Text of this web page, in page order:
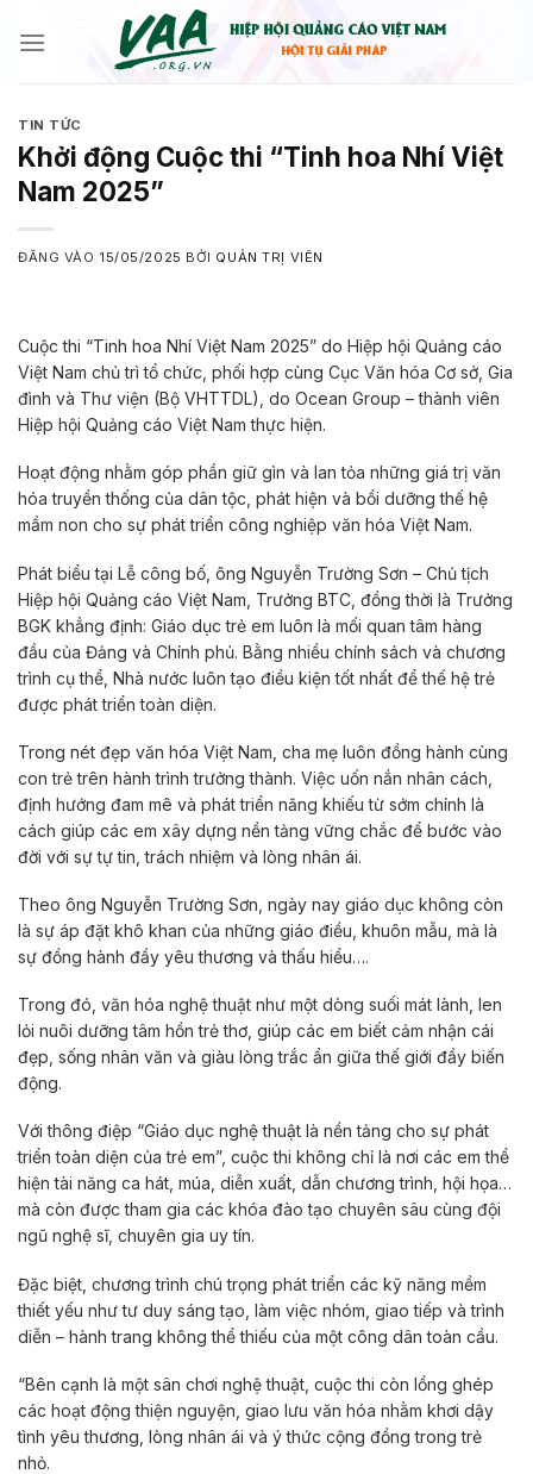
qua
TIN TỨC
Khởi động Cuộc thi “Tinh hoa Nhí Việt
Nam 2025”
ĐĂNG VÀO 15/05/2025 BỞI QUẢN TRỊ VIÊN
Cuộc thi “Tinh hoa Nhí Việt Nam 2025” do Hiệp hội Quảng cáo
Việt Nam chủ trì tổ chức, phối hợp cùng Cục Văn hóa Cơ sở, Gia
đình và Thư viện (Bộ VHTTDL), do Ocean Group – thành viên
Hiệp hội Quảng cáo Việt Nam thực hiện.
Hoạt động nhằm góp phần giữ gìn và lan tỏa những giá trị văn
hóa truyền thống của dân tộc, phát hiện và bồi dưỡng thế hệ
mầm non cho sự phát triển công nghiệp văn hóa Việt Nam.
Phát biểu tại Lễ công bố, ông Nguyễn Trường Sơn – Chủ tịch
Hiệp hội Quảng cáo Việt Nam, Trưởng BTC, đồng thời là Trưởng
BGK khẳng định: Giáo dục trẻ em luôn là mối quan tâm hàng
đầu của Đảng và Chính phủ. Bằng nhiều chính sách và chương
trình cụ thể, Nhà nước luôn tạo điều kiện tốt nhất để thế hệ trẻ
được phát triển toàn diện.
Trong nét đẹp văn hóa Việt Nam, cha mẹ luôn đồng hành cùng
con trẻ trên hành trình trưởng thành. Việc uốn nắn nhân cách,
định hướng đam mê và phát triển năng khiếu từ sớm chính là
cách giúp các em xây dựng nền tảng vững chắc để bước vào
đời với sự tự tin, trách nhiệm và lòng nhân ái.
Theo ông Nguyễn Trường Sơn, ngày nay giáo dục không còn
là sự áp đặt khô khan của những giáo điều, khuôn mẫu, mà là
sự đồng hành đầy yêu thương và thấu hiểu….
Trong đó, văn hóa nghệ thuật như một dòng suối mát lành, len
lỏi nuôi dưỡng tâm hồn trẻ thơ, giúp các em biết cảm nhận cái
đẹp, sống nhân văn và giàu lòng trắc ẩn giữa thế giới đầy biến
động.
Với thông điệp “Giáo dục nghệ thuật là nền tảng cho sự phát
triển toàn diện của trẻ em”, cuộc thi không chỉ là nơi các em thể
hiện tài năng ca hát, múa, diễn xuất, dẫn chương trình, hội họa…
mà còn được tham gia các khóa đào tạo chuyên sâu cùng đội
ngũ nghệ sĩ, chuyên gia uy tín.
Đặc biệt, chương trình chú trọng phát triển các kỹ năng mềm
thiết yếu như tư duy sáng tạo, làm việc nhóm, giao tiếp và trình
diễn – hành trang không thể thiếu của một công dân toàn cầu.
“Bên cạnh là một sân chơi nghệ thuật, cuộc thi còn lồng ghép
các hoạt động thiện nguyện, giao lưu văn hóa nhằm khơi dậy
tình yêu thương, lòng nhân ái và ý thức cộng đồng trong trẻ
nhỏ.